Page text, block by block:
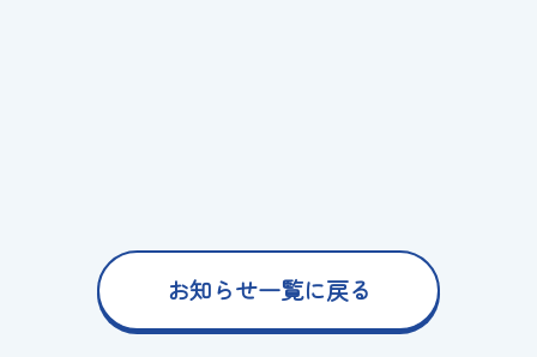
お知らせ一覧に戻る